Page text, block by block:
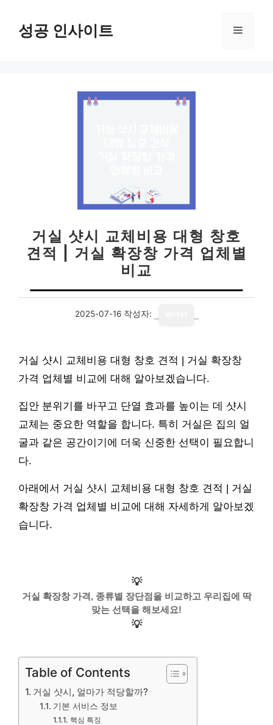
성공 인사이트 메
거실 샷시 교체비용 대형 창호
견적 | 거실 확장창 가격 업체별
비교
2025-07-16 작성자:
거실 샷시 교체비용 대형 창호 견적 | 거실 확장창
가격 업체별 비교에 대해 알아보겠습니다.
집안 분위기를 바꾸고 단열 효과를 높이는 데 샷시
교체는 중요한 역할을 합니다. 특히 거실은 집의 얼
굴과 같은 공간이기에 더욱 신중한 선택이 필요합니
다.
아래에서 거실 샷시 교체비용 대형 창호 견적 | 거실
확장창 가격 업체별 비교에 대해 자세하게 알아보겠
습니다.
💡
거실 확장창 가격, 종류별 장단점을 비교하고 우리집에 딱
맞는 선택을 해보세요!
💡
Table of Contents
거실 샷시, 얼마가 적당할까?
기본 서비스 정보
핵심 특징